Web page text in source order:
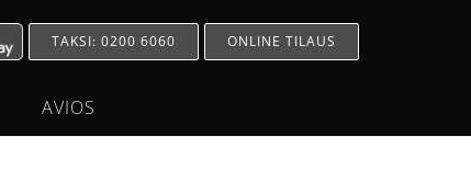
TAKSI: 0200 6060 ONLINE TILAUS
AVIOS